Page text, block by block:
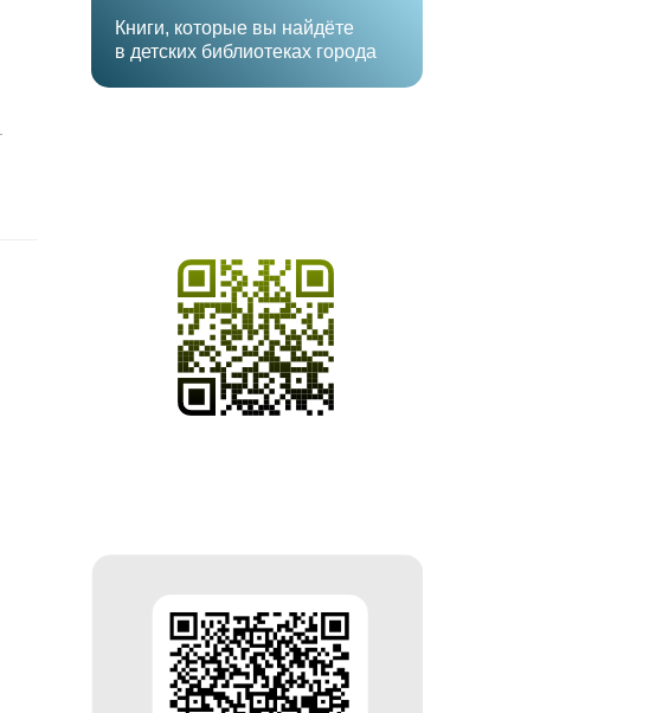
Книги, которые вы найдёте
в детских библиотеках города